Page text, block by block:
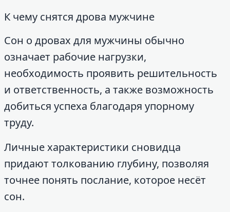
К чему снятся дрова мужчине
Сон о дровах для мужчины обычно
означает рабочие нагрузки,
необходимость проявить решительность
и ответственность, а также возможность
добиться успеха благодаря упорному
труду.
Личные характеристики сновидца
придают толкованию глубину, позволяя
точнее понять послание, которое несёт
сон.